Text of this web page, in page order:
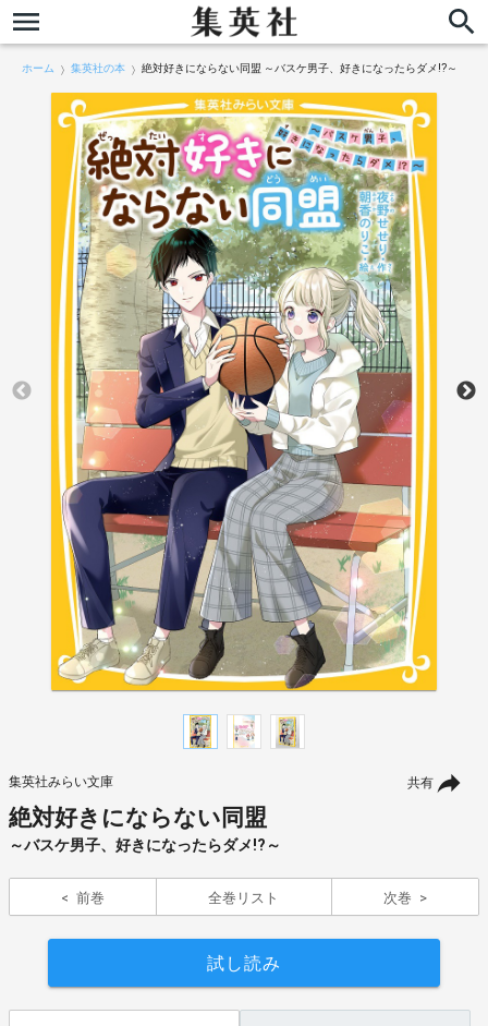
ホーム 集英社の本 絶対好きにならない同盟 ～バスケ男子、好きになったらダメ!?～
共有
集英社みらい文庫
絶対好きにならない同盟
～バスケ男子、好きになったらダメ!?～
前巻 全巻リスト 次巻
試し読み